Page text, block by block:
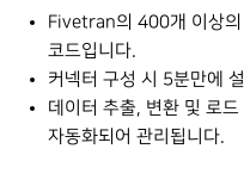
Fivetran의 400개 이상의
코드입니다.
커넥터 구성 시 5분만에
데이터 추출, 변환 및 로
자동화되어 관리됩니다.